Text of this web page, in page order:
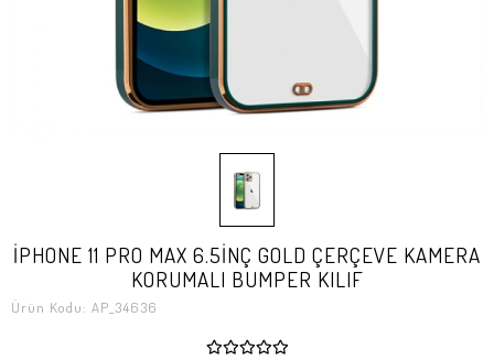
İPHONE 11 PRO MAX 6.5İNÇ GOLD ÇERÇEVE KAMERA
KORUMALI BUMPER KILIF
Ürün Kodu: AP_34636